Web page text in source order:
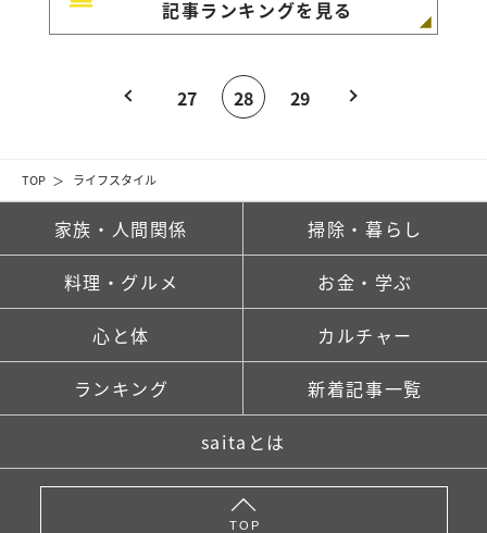
TOP ライフスタイル
記事ランキングを見る
27 28 29
家族・人間関係 掃除・暮らし
料理・グルメ お金・学ぶ
心と体 カルチャー
ランキング 新着記事一覧
saitaとは
TOP